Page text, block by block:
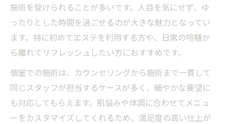
施術を受けられることが多いです。人目を気にせず、ゆ
ったりとした時間を過ごせるのが大きな魅力となってい
ます。特に初めてエステを利用する方や、日常の喧騒か
ら離れてリフレッシュしたい方におすすめです。
個室での施術は、カウンセリングから施術まで一貫して
同じスタッフが担当するケースが多く、細やかな要望に
も対応してもらえます。肌悩みや体調に合わせてメニュ
ーをカスタマイズしてくれるため、満足度の高い仕上が